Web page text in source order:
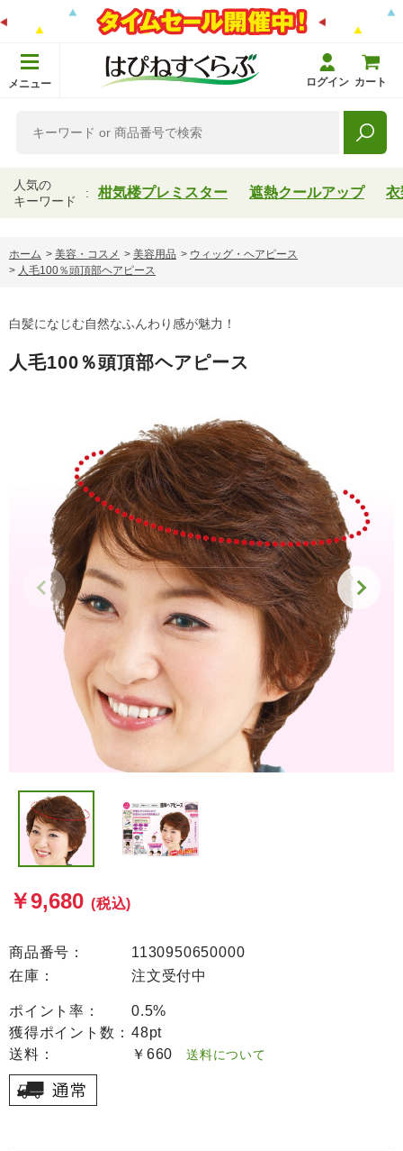
メニュー ログイン カート
人気の
キーワード
柑気楼プレミスター 遮熱クールアップ 衣
ホーム > 美容・コスメ > 美容用品 > ウィッグ・ヘアピース
> 人毛100％頭頂部ヘアピース
白髪になじむ自然なふんわり感が魅力！
人毛100％頭頂部ヘアピース
￥9,680 (税込)
商品番号：
1130950650000
在庫：
注文受付中
ポイント率：
0.5%
獲得ポイント数： 48pt
送料：
￥660 送料について